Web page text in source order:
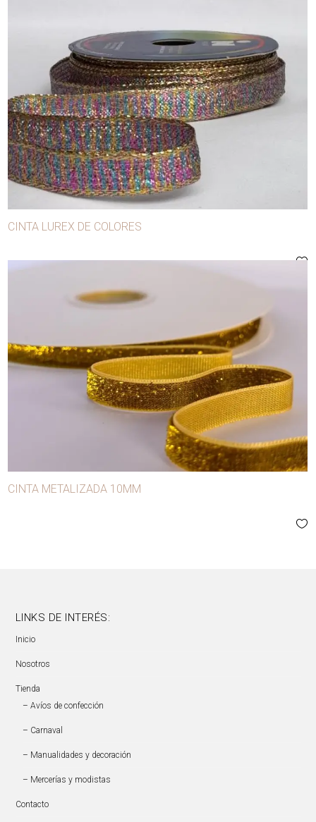
Terminales
Tijeras
Tizas de sastre
Zanotti
CINTA LUREX DE COLORES
CINTA METALIZADA 10MM
LINKS DE INTERÉS:
Inicio
Nosotros
Tienda
– Avíos de confección
– Carnaval
– Manualidades y decoración
– Mercerías y modistas
Contacto